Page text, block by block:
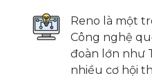
Reno là một
Công nghệ
đoàn lớn như
nhiều cơ hội